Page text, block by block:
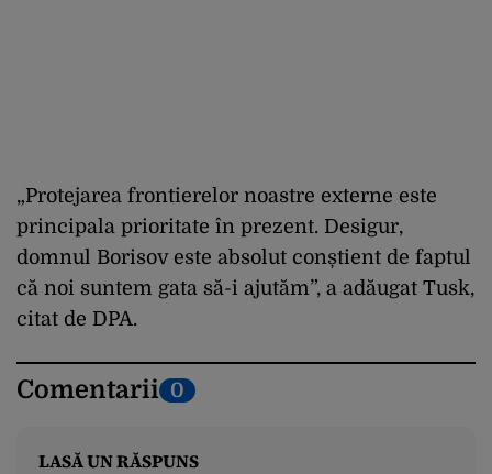
„Protejarea frontierelor noastre externe este
principala prioritate în prezent. Desigur,
domnul Borisov este absolut conștient de faptul
că noi suntem gata să-i ajutăm”, a adăugat Tusk,
citat de DPA.
Comentarii 0
LASĂ UN RĂSPUNS